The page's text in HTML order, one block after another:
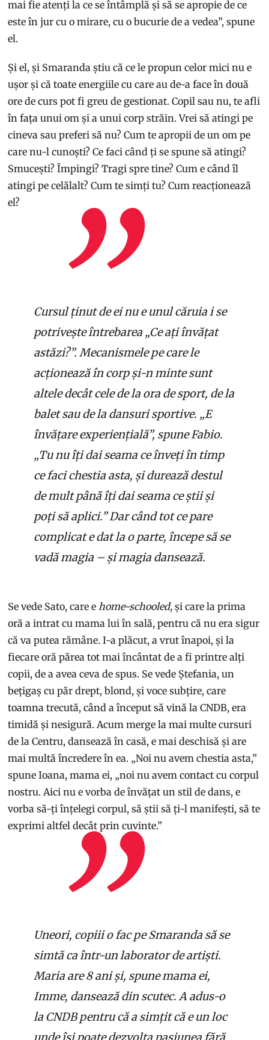
mai fie atenți la ce se întâmplă și să se apropie de ce
este în jur cu o mirare, cu o bucurie de a vedea”, spune
el.
Și el, și Smaranda știu că ce le propun celor mici nu e
ușor și că toate energiile cu care au de-a face în două
ore de curs pot fi greu de gestionat. Copil sau nu, te afli
în fața unui om și a unui corp străin. Vrei să atingi pe
cineva sau preferi să nu? Cum te apropii de un om pe
care nu-l cunoști? Ce faci când ți se spune să atingi?
Smucești? Împingi? Tragi spre tine? Cum e când îl
atingi pe celălalt? Cum te simți tu? Cum reacționează
el?
Cursul ținut de ei nu e unul căruia i se
potrivește întrebarea „Ce ați învățat
astăzi?”. Mecanismele pe care le
acționează în corp și-n minte sunt
altele decât cele de la ora de sport, de la
balet sau de la dansuri sportive. „E
învățare experiențială”, spune Fabio.
„Tu nu îți dai seama ce înveți în timp
ce faci chestia asta, și durează destul
de mult până îți dai seama ce știi și
poți să aplici.” Dar când tot ce pare
complicat e dat la o parte, începe să se
vadă magia – și magia dansează.
Se vede Sato, care ehome-schooled, și care la prima
oră a intrat cu mama lui în sală, pentru că nu era sigur
că va putea rămâne. I-a plăcut, a vrut înapoi, și la
fiecare oră părea tot mai încântat de a fi printre alți
copii, de a avea ceva de spus. Se vede Ștefania, un
bețigaș cu păr drept, blond, și voce subțire, care
toamna trecută, când a început să vină la CNDB, era
timidă și nesigură. Acum merge la mai multe cursuri
de la Centru, dansează în casă, e mai deschisă și are
mai multă încredere în ea. „Noi nu avem chestia asta,”
spune Ioana, mama ei, „noi nu avem contact cu corpul
nostru. Aici nu e vorba de învățat un stil de dans, e
vorba să-ți înțelegi corpul, să știi să ți-l manifești, să te
exprimi altfel decât prin cuvinte.”
Uneori, copiii o fac pe Smaranda să se
simtă ca într-un laborator de artiști.
Maria are 8 ani și, spune mama ei,
Imme, dansează din scutec. A adus-o
la CNDB pentru că a simțit că e un loc